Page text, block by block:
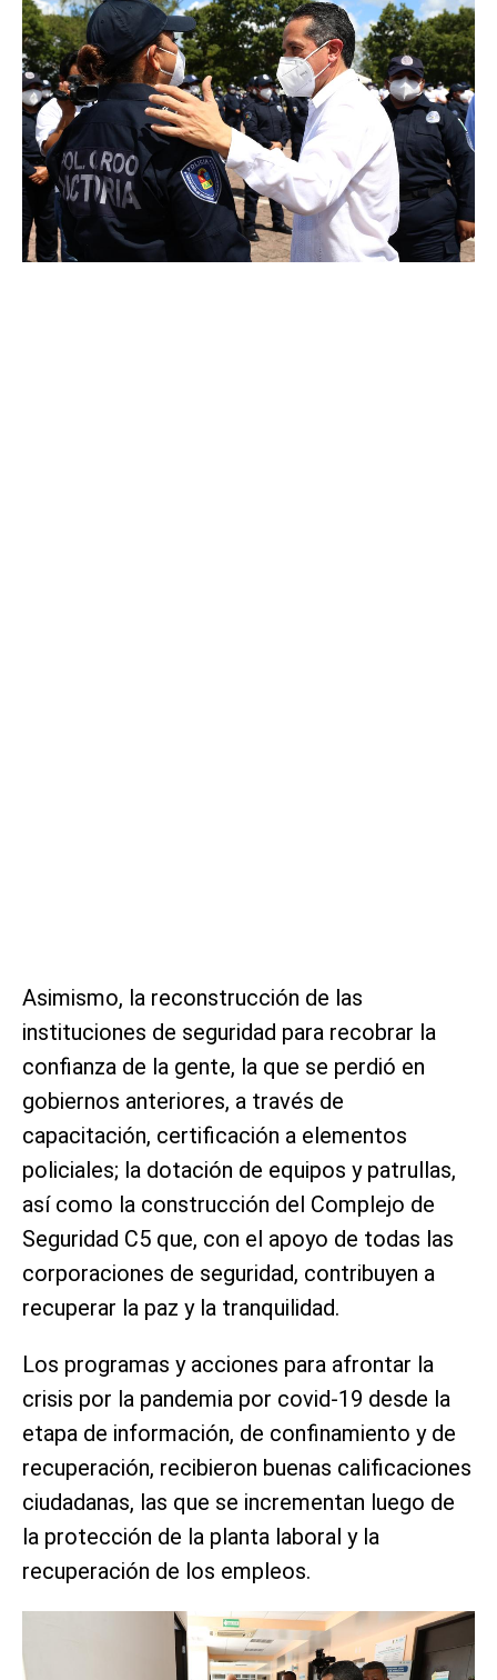
Asimismo, la reconstrucción de las
instituciones de seguridad para recobrar la
confianza de la gente, la que se perdió en
gobiernos anteriores, a través de
capacitación, certificación a elementos
policiales; la dotación de equipos y patrullas,
así como la construcción del Complejo de
Seguridad C5 que, con el apoyo de todas las
corporaciones de seguridad, contribuyen a
recuperar la paz y la tranquilidad.
Los programas y acciones para afrontar la
crisis por la pandemia por covid-19 desde la
etapa de información, de confinamiento y de
recuperación, recibieron buenas calificaciones
ciudadanas, las que se incrementan luego de
la protección de la planta laboral y la
recuperación de los empleos.